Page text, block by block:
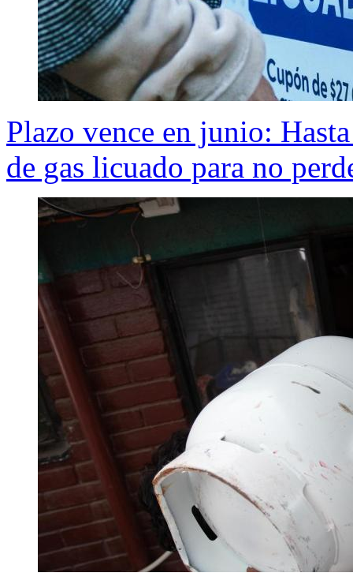
Plazo vence en junio:
de gas licuado para no